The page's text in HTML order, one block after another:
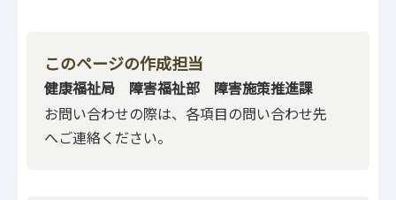
このページの作成担当
健康福祉局 障害福祉部 障害施策推進課
お問い合わせの際は、各項目の問い合わせ先
へご連絡ください。